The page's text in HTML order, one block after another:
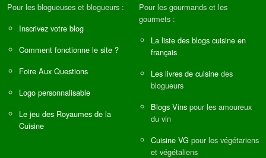
Pour les blogueuses et blogueurs :
Inscrivez votre blog
Comment fonctionne le site ?
Foire Aux Questions
Logo personnalisable
Le jeu des Royaumes de la
Cuisine
Pour les gourmands et les
gourmets :
La liste des blogs cuisine en
français
Les livres de cuisine des
blogueurs
Blogs Vins pour les amoureux
du vin
Cuisine VG pour les végétariens
et végétaliens